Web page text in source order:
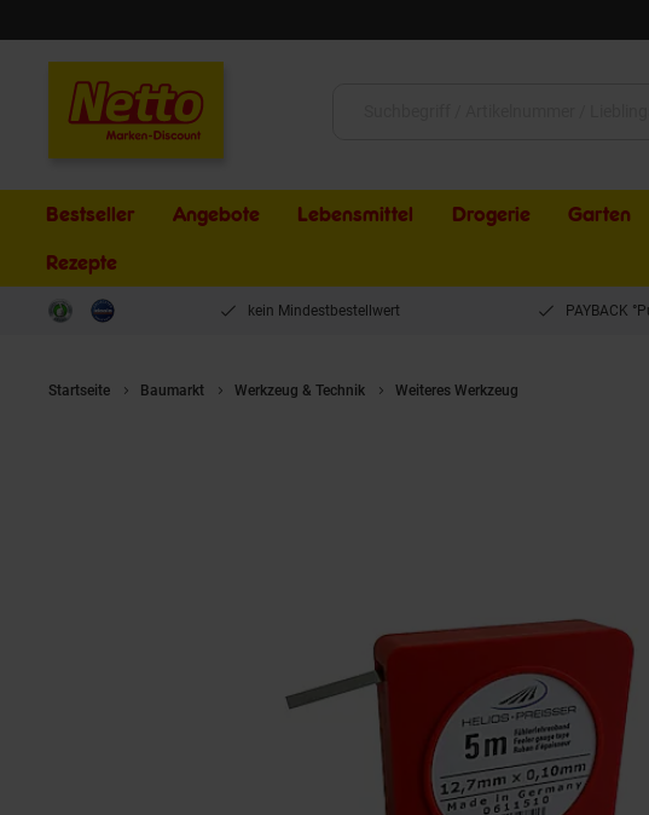
Bestseller Angebote Lebensmittel Drogerie Garten
Rezepte
kein Mindestbestellwert PAYBACK
Startseite Baumarkt Werkzeug & Technik Weiteres Werkzeug